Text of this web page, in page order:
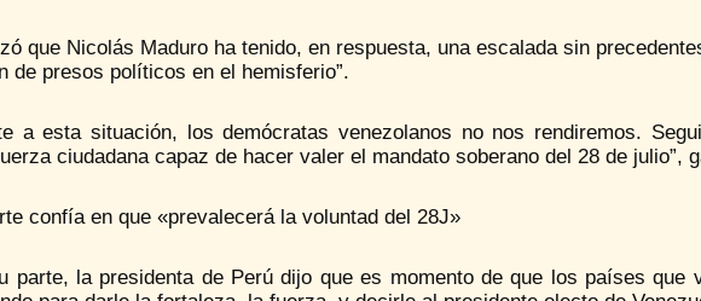
que Nicolás Maduro ha tenido, en respuesta, una escalada sin
de presos políticos en el hemisferio”.
a esta situación, los demócratas venezolanos no nos rendiremos.
ciudadana capaz de hacer valer el mandato soberano del 28 de julio”,
confía en que «prevalecerá la voluntad del 28J»
parte, la presidenta de Perú dijo que es momento de que los países que